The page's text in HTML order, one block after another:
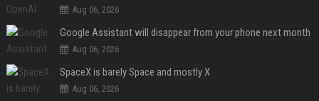
Aug 06, 2026
Google Assistant will disappear from your phone next month
Aug 06, 2026
SpaceX is barely Space and mostly X
Aug 06, 2026